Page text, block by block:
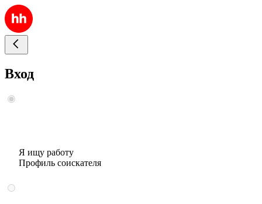
Вход
Я ищу работу
Профиль соискателя